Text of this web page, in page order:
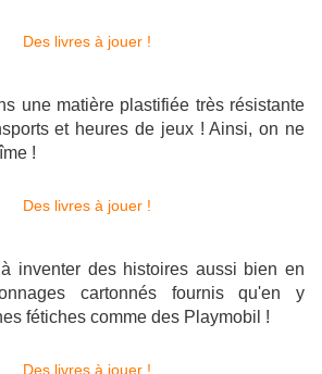
une matière plastifiée très résistante
et heures de jeux ! Ainsi, on ne
!
à inventer des histoires aussi bien en
cartonnés fournis qu'en y
fétiches comme des Playmobil !